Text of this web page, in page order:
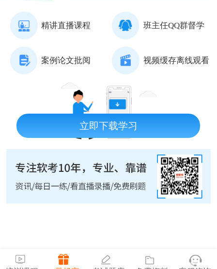
精讲直播课程 班主任QQ群督学
案例论文批阅 视频缓存离线观看
立即下载学习